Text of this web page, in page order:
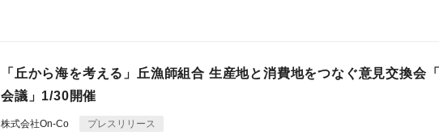
「丘から海を考える」丘漁師組合 生産地と消費地をつなぐ意見交換会
会議」1/30開催
株式会社On-Co プレスリリース